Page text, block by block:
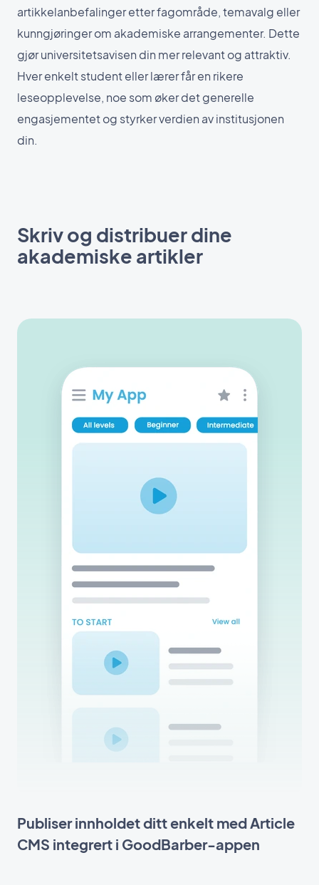
artikkelanbefalinger etter fagområde, temavalg eller
kunngjøringer om akademiske arrangementer. Dette
gjør universitetsavisen din mer relevant og attraktiv.
Hver enkelt student eller lærer får en rikere
leseopplevelse, noe som øker det generelle
engasjementet og styrker verdien av institusjonen
din.
Skriv og distribuer dine
akademiske artikler
Publiser innholdet ditt enkelt med Article
CMS integrert i GoodBarber-appen